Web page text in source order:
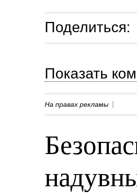
Поделиться:
Показать
На правах рекламы